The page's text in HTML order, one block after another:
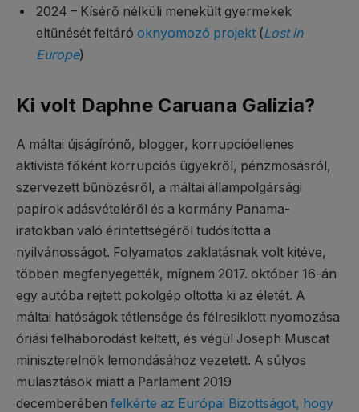
2024 – Kísérő nélküli menekült gyermekek
eltűnését feltáró oknyomozó projekt (Lost in
Europe)
Ki volt Daphne Caruana Galizia?
A máltai újságírónő, blogger, korrupcióellenes
aktivista főként korrupciós ügyekről, pénzmosásról,
szervezett bűnözésről, a máltai állampolgársági
papírok adásvételéről és a kormány Panama-
iratokban való érintettségéről tudósította a
nyilvánosságot. Folyamatos zaklatásnak volt kitéve,
többen megfenyegették, mígnem 2017. október 16-án
egy autóba rejtett pokolgép oltotta ki az életét. A
máltai hatóságok tétlensége és félresiklott nyomozása
óriási felháborodást keltett, és végül Joseph Muscat
miniszterelnök lemondásához vezetett. A súlyos
mulasztások miatt a Parlament 2019
decemberében felkérte az Európai Bizottságot, hogy